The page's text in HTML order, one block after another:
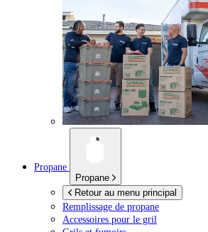
Propane
Propane
Retour au menu principal
Remplissage de propane
Accessoires pour le gril